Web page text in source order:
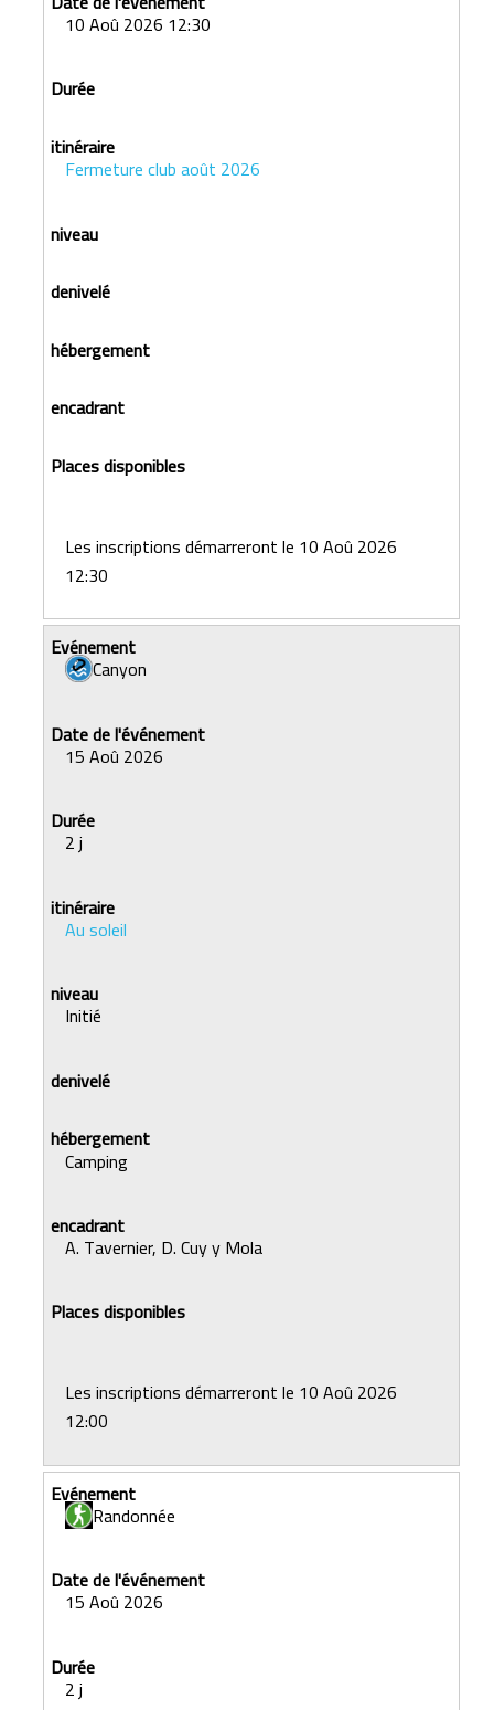
10 Aoû 2026 12:30
Fermeture club août 2026
Les inscriptions démarreront le 10 Aoû 2026
12:30
Canyon
15 Aoû 2026
2 j
Au soleil
Initié
Camping
A. Tavernier, D. Cuy y Mola
Les inscriptions démarreront le 10 Aoû 2026
12:00
Randonnée
15 Aoû 2026
2 j